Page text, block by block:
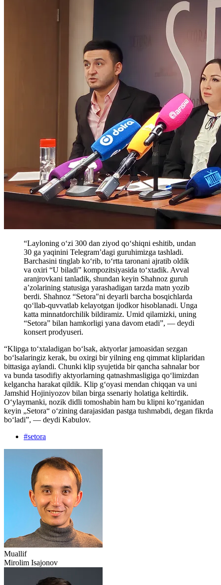
“Layloning o‘zi 300 dan ziyod qo‘shiqni eshitib, undan
30 ga yaqinini Telegram’dagi guruhimizga tashladi.
Barchasini tinglab ko‘rib, to‘rtta taronani ajratib oldik
va oxiri “U biladi” kompozitsiyasida to‘xtadik. Avval
aranjrovkani tanladik, shundan keyin Shahnoz guruh
a’zolarining statusiga yarashadigan tarzda matn yozib
berdi. Shahnoz “Setora"ni deyarli barcha bosqichlarda
qo‘llab-quvvatlab kelayotgan ijodkor hisoblanadi. Unga
katta minnatdorchilik bildiramiz. Umid qilamizki, uning
“Setora” bilan hamkorligi yana davom etadi”, — deydi
konsert prodyuseri.
“Klipga to‘xtaladigan bo‘lsak, aktyorlar jamoasidan sezgan
bo‘lsalaringiz kerak, bu oxirgi bir yilning eng qimmat kliplaridan
bittasiga aylandi. Chunki klip syujetida bir qancha sahnalar bor
va bunda tasodifiy aktyorlarning qatnashmasligiga qo‘limizdan
kelgancha harakat qildik. Klip g‘oyasi mendan chiqqan va uni
Jamshid Hojiniyozov bilan birga ssenariy holatiga keltirdik.
O‘ylaymanki, nozik didli tomoshabin ham bu klipni ko‘rganidan
keyin „Setora“ o‘zining darajasidan pastga tushmabdi, degan fikrda
bo‘ladi”, — deydi Kabulov.
#setora
Muallif
Mirolim Isajonov